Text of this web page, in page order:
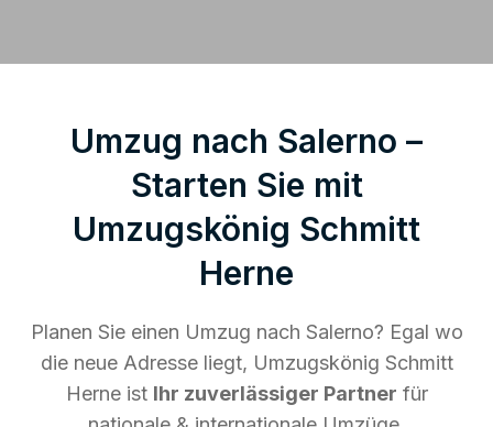
Umzug nach Salerno –
Starten Sie mit
Umzugskönig Schmitt
Herne
Planen Sie einen Umzug nach Salerno? Egal wo
die neue Adresse liegt, Umzugskönig Schmitt
Herne ist Ihr zuverlässiger Partner für